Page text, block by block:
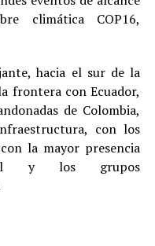
climática COP16,
hacia el sur de la
frontera con Ecuador,
de Colombia,
con los
la mayor presencia
y los grupos